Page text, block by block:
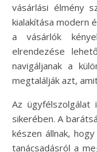
vásárlási élmény
kialakítása modern
a vásárlók
elrendezése
navigáljanak a
megtalálják azt,
Az
sikerében. A
készen állnak,
tanácsadásról a